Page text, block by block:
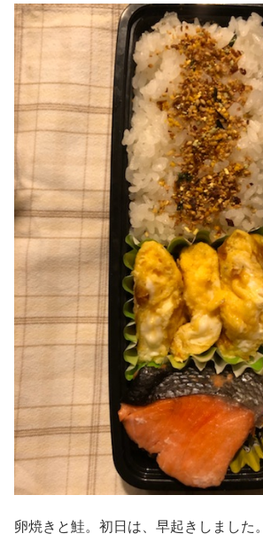
卵焼きと鮭。初日は、早起きしました。